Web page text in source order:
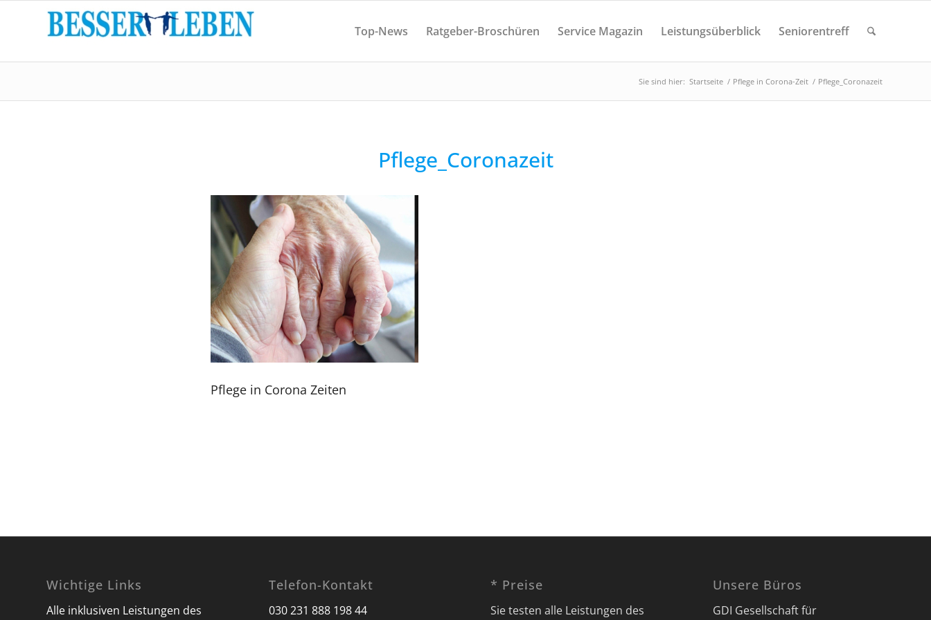
Top-News Ratgeber-Broschüren Service Magazin Leistungsüberblick Seniorentreff
Sie sind hier: Startseite / Pflege in Corona-Zeit / Pflege_Coronazeit
Pflege_Coronazeit
Pflege in Corona Zeiten
Wichtige Links
Alle inklusiven Leistungen des
Telefon-Kontakt
030 231 888 198 44
* Preise
Sie testen alle Leistungen des
Unsere Büros
GDI Gesellschaft für